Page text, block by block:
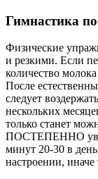
Гимнастика
Физические
и резкими. Если
количество
После
следует
нескольких
только станет
ПОСТЕПЕННО
минут 20-30 в
настроении, иначе